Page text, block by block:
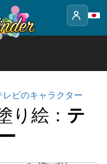
ビのキャラクター
り絵： テ